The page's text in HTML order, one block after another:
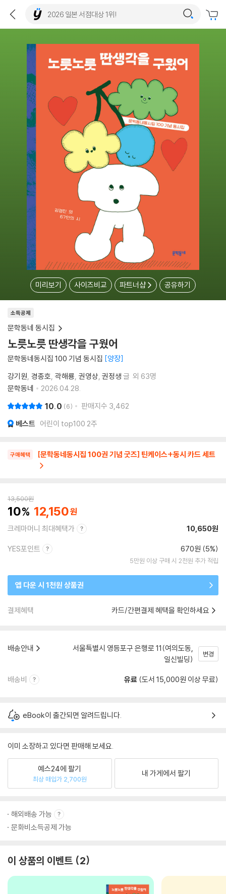
미리보기 사이즈비교 파트너샵 공유하기
소득공제
문학동네 동시집
노릇노릇 딴생각을 구웠어
문학동네동시집 100 기념 동시집 양장
강기원 경종호 곽해룡 권영상 권정생 글 외 63명
문학동네
2026.04.28.
10.0 6 판매지수 3,462
베스트 어린이 top100 2주
구매혜택 [문학동네동시집 100권 기념 굿즈] 틴케이스+동시 카드 세트
13,500원
10 12,150
크레마머니 최대혜택가 10,650원
YES포인트 670원 (5%)
5만원 이상 구매 시 2천원 추가 적립
앱 다운 시 1천원 상품권
결제혜택 카드/간편결제 혜택을 확인하세요
배송안내
서울특별시 영등포구 은행로 11(여의도동,
일신빌딩)
변경
배송비 유료 (도서 15,000원 이상 무료)
eBook이 출간되면 알려드립니다.
이미 소장하고 있다면 판매해 보세요.
예스24에 팔기
최상 매입가 2,700원
내 가게에서 팔기
해외배송 가능
문화비소득공제 가능
이 상품의 이벤트 2